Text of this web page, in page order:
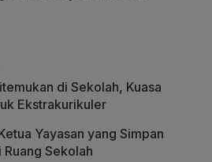
di Sekolah, Kuasa
Ekstrakurikuler
Yayasan yang Simpan
Ruang Sekolah